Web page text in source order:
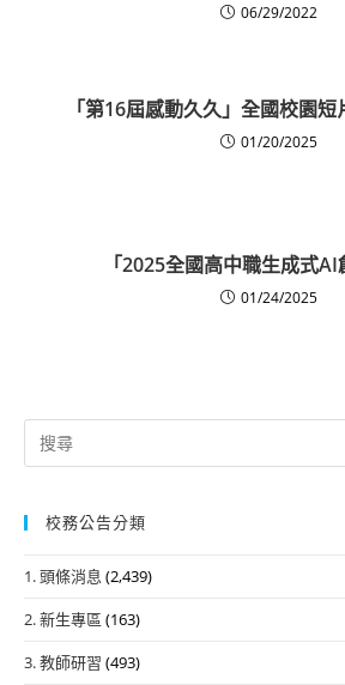
06/29/2022
「第16屆感動久久」全國校園
01/20/2025
「2025全國高中職生成式AI
01/24/2025
Search
for:
校務公告分類
1. 頭條消息 (2,439)
2. 新生專區 (163)
3. 教師研習 (493)